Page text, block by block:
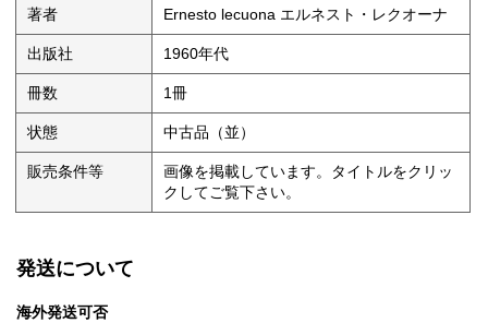
著者 Ernesto lecuona エルネスト・レクオーナ
出版社 1960年代
冊数 1冊
状態 中古品（並）
販売条件等
画像を掲載しています。タイトルをクリッ
クしてご覧下さい。
発送について
海外発送可否